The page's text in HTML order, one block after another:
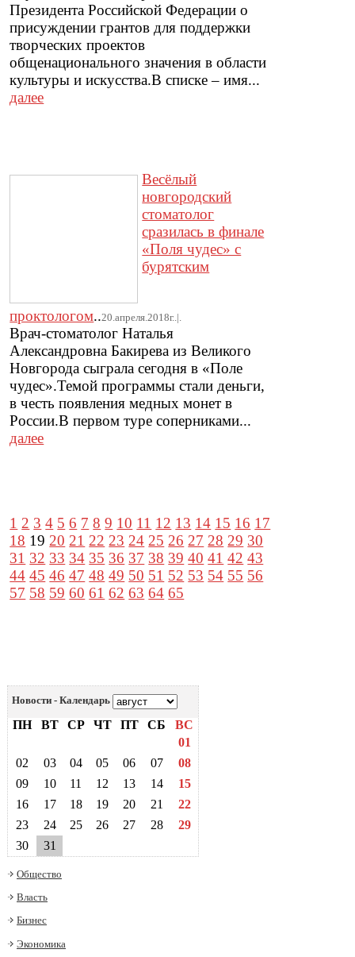
Президента Российской Федерации о
присуждении грантов для поддержки
творческих проектов
общенационального значения в области
культуры и искусства.В списке – имя...
далее
Весёлый
новгородский
стоматолог
сразилась в финале
«Поля чудес» с
бурятским
проктологом..20.апреля.2018г..|.
Врач-стоматолог Наталья
Александровна Бакирева из Великого
Новгорода сыграла сегодня в «Поле
чудес».Темой программы стали деньги,
в честь появления медных монет в
России.В первом туре соперниками...
далее
1 2 3 4 5 6 7 8 9 10 11 12 13 14 15 16 17
18 19 20 21 22 23 24 25 26 27 28 29 30
31 32 33 34 35 36 37 38 39 40 41 42 43
44 45 46 47 48 49 50 51 52 53 54 55 56
57 58 59 60 61 62 63 64 65
Новости - Календарь
ПН ВТ СР ЧТ ПТ СБ
ВС
01
02
03 04 05 06 07
08
09
10 11 12 13 14
15
16
17 18 19 20 21
22
23
24 25 26 27 28
29
30
31
Общество
Власть
Бизнес
Экономика